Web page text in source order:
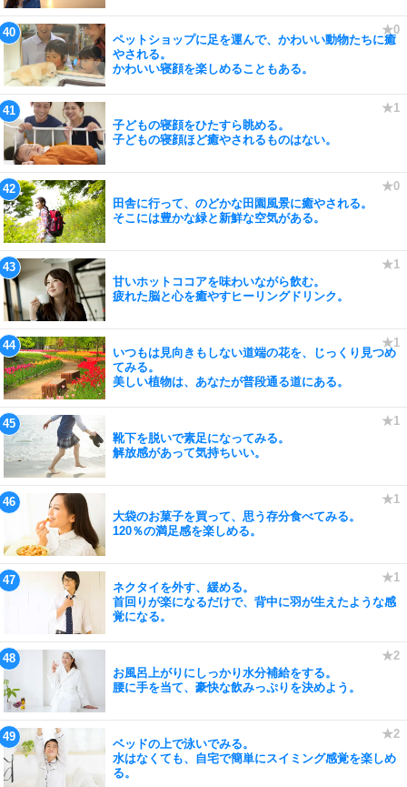
ペットショップに足を運んで、かわいい動物たちに癒
やされる。
かわいい寝顔を楽しめることもある。
子どもの寝顔をひたすら眺める。
子どもの寝顔ほど癒やされるものはない。
田舎に行って、のどかな田園風景に癒やされる。
そこには豊かな緑と新鮮な空気がある。
甘いホットココアを味わいながら飲む。
疲れた脳と心を癒やすヒーリングドリンク。
いつもは見向きもしない道端の花を、じっくり見つめ
てみる。
美しい植物は、あなたが普段通る道にある。
靴下を脱いで素足になってみる。
解放感があって気持ちいい。
大袋のお菓子を買って、思う存分食べてみる。
120％の満足感を楽しめる。
ネクタイを外す、緩める。
首回りが楽になるだけで、背中に羽が生えたような感
覚になる。
お風呂上がりにしっかり水分補給をする。
腰に手を当て、豪快な飲みっぷりを決めよう。
ベッドの上で泳いでみる。
水はなくても、自宅で簡単にスイミング感覚を楽しめ
る。